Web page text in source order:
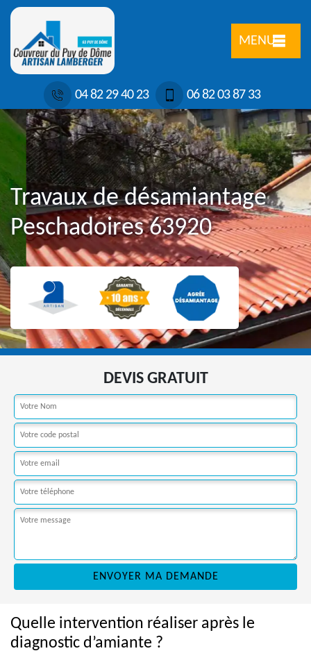
MENU
04 82 29 40 23 06 82 03 87 33
Travaux de désamiantage
Peschadoires 63920
DEVIS GRATUIT
Quelle intervention réaliser après le
diagnostic d’amiante ?